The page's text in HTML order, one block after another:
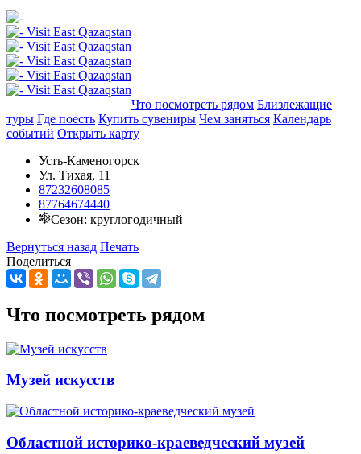
Что посмотреть рядом Близлежащие
туры Где поесть Купить сувениры Чем заняться Календарь
событий Открыть карту
Усть-Каменогорск
Ул. Тихая, 11
87232608085
87764674440
Сезон: круглогодичный
Вернуться назад Печать
Поделиться
Что посмотреть рядом
Музей искусств
Областной историко-краеведческий музей